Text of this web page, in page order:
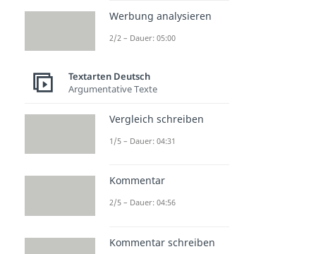
Werbung analysieren
2/2 – Dauer: 05:00
Textarten Deutsch
Argumentative Texte
Vergleich schreiben
1/5 – Dauer: 04:31
Kommentar
2/5 – Dauer: 04:56
Kommentar schreiben